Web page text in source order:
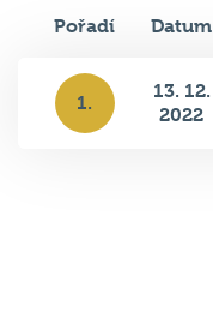
Pořadí Datum
1.
13. 12.
2022